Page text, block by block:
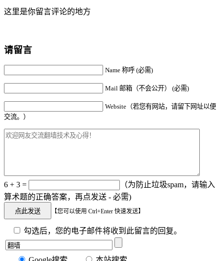
这里是你留言评论的地方
请留言
Name 称呼 (必需)
Mail 邮箱（不会公开） (必需)
Website（若您有网站，请留下网址以便
交流。）
6 + 3 =
（为防止垃圾spam，请输入
算术题的正确答案，再点发送 - 必需)
【您可以使用 Ctrl+Enter 快速发送】
勾选后，您的电子邮件将收到此留言的回复。